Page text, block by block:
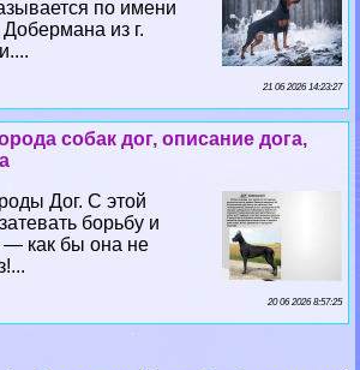
по имени
из г.
21 06 2026 14:23:27
собак дог, описание дога,
Дог. С этой
борьбу и
— как бы она не
20 06 2026 8:57:25